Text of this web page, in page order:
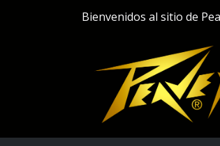
Bienvenidos al sitio de